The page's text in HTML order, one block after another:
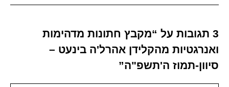
3 תגובות על “מקבץ חתונות מדהימות
ואנרגטיות מהקלידן אהרל'ה בינעט –
סיוון-תמוז ה'תשפ"ה”